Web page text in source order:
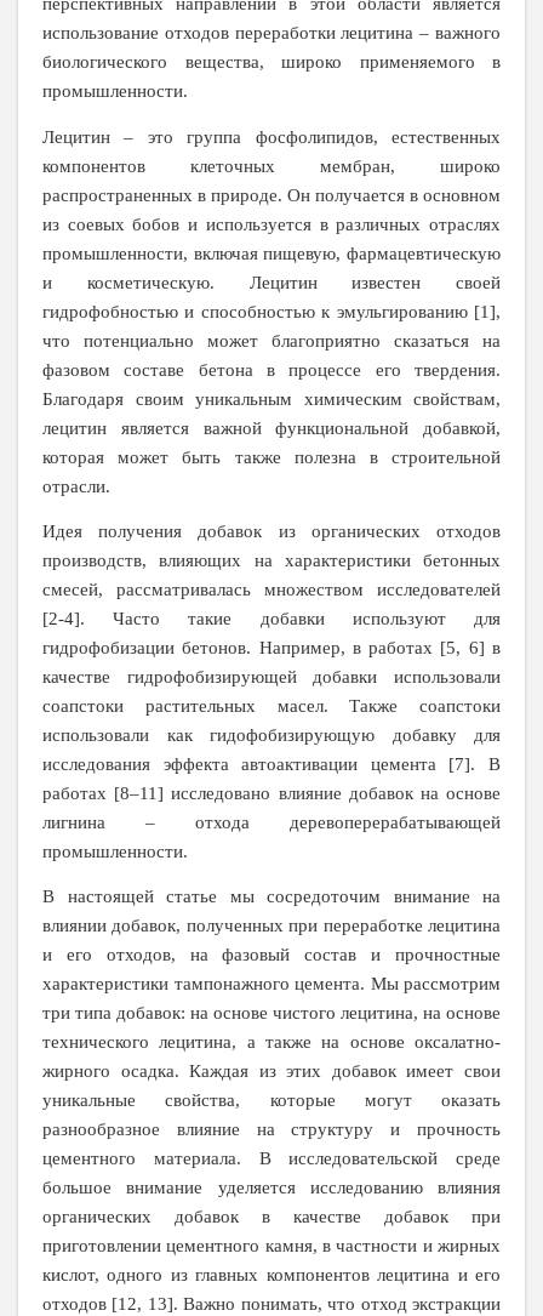
перспективных направлений в этой области является
использование отходов переработки лецитина – важного
биологического вещества, широко применяемого в
промышленности.
Лецитин – это группа фосфолипидов, естественных
компонентов клеточных мембран, широко
распространенных в природе. Он получается в основном
из соевых бобов и используется в различных отраслях
промышленности, включая пищевую, фармацевтическую
и косметическую. Лецитин известен своей
гидрофобностью и способностью к эмульгированию [1],
что потенциально может благоприятно сказаться на
фазовом составе бетона в процессе его твердения.
Благодаря своим уникальным химическим свойствам,
лецитин является важной функциональной добавкой,
которая может быть также полезна в строительной
отрасли.
Идея получения добавок из органических отходов
производств, влияющих на характеристики бетонных
смесей, рассматривалась множеством исследователей
[2-4]. Часто такие добавки используют для
гидрофобизации бетонов. Например, в работах [5, 6] в
качестве гидрофобизирующей добавки использовали
соапстоки растительных масел. Также соапстоки
использовали как гидофобизирующую добавку для
исследования эффекта автоактивации цемента [7]. В
работах [8–11] исследовано влияние добавок на основе
лигнина – отхода деревоперерабатывающей
промышленности.
В настоящей статье мы сосредоточим внимание на
влиянии добавок, полученных при переработке лецитина
и его отходов, на фазовый состав и прочностные
характеристики тампонажного цемента. Мы рассмотрим
три типа добавок: на основе чистого лецитина, на основе
технического лецитина, а также на основе оксалатно-
жирного осадка. Каждая из этих добавок имеет свои
уникальные свойства, которые могут оказать
разнообразное влияние на структуру и прочность
цементного материала. В исследовательской среде
большое внимание уделяется исследованию влияния
органических добавок в качестве добавок при
приготовлении цементного камня, в частности и жирных
кислот, одного из главных компонентов лецитина и его
отходов [12, 13]. Важно понимать, что отход экстракции